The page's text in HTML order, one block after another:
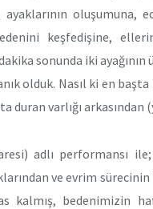
ayaklarının
keşfedişine,
dakika sonunda iki
olduk. Nasıl ki en başta
duran varlığı arkasından
adlı performansı
ve evrim
kalmış, bedenimizin